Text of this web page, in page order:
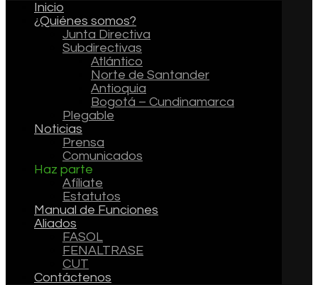
Inicio
¿Quiénes somos?
Junta Directiva
Subdirectivas
Atlántico
Norte de Santander
Antioquia
Bogotá – Cundinamarca
Plegable
Noticias
Prensa
Comunicados
Haz parte
Afíliate
Estatutos
Manual de Funciones
Aliados
FASOL
FENALTRASE
CUT
Contáctenos